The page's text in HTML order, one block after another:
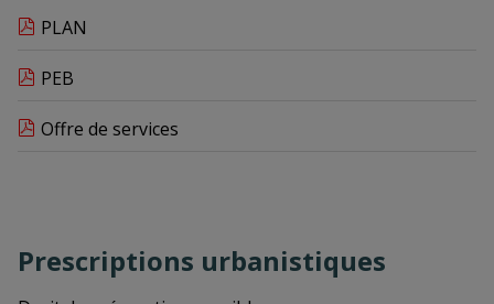
PLAN
PEB
Offre de services
Prescriptions urbanistiques